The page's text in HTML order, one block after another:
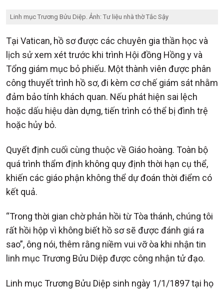
Linh mục Trương Bửu Diệp. Ảnh: Tư liệu nhà thờ Tắc Sậy
Tại Vatican, hồ sơ được các chuyên gia thần học và
lịch sử xem xét trước khi trình Hội đồng Hồng y và
Tổng giám mục bỏ phiếu. Một thành viên được phân
công thuyết trình hồ sơ, đi kèm cơ chế giám sát nhằm
đảm bảo tính khách quan. Nếu phát hiện sai lệch
hoặc dấu hiệu dàn dựng, tiến trình có thể bị đình trệ
hoặc hủy bỏ.
Quyết định cuối cùng thuộc về Giáo hoàng. Toàn bộ
quá trình thẩm định không quy định thời hạn cụ thể,
khiến các giáo phận không thể dự đoán thời điểm có
kết quả.
“Trong thời gian chờ phản hồi từ Tòa thánh, chúng tôi
rất hồi hộp vì không biết hồ sơ sẽ được đánh giá ra
sao”, ông nói, thêm rằng niềm vui vỡ òa khi nhận tin
linh mục Trương Bửu Diệp được công nhận tử đạo.
Linh mục Trương Bửu Diệp sinh ngày 1/1/1897 tại họ